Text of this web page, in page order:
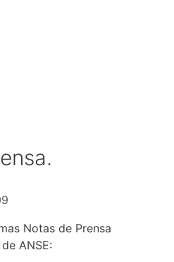
Notas de Prensa
ANSE: